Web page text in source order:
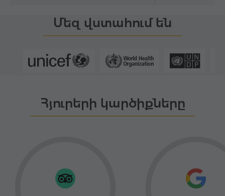
Մեզ վստահում են
Հյուրերի կարծիքները